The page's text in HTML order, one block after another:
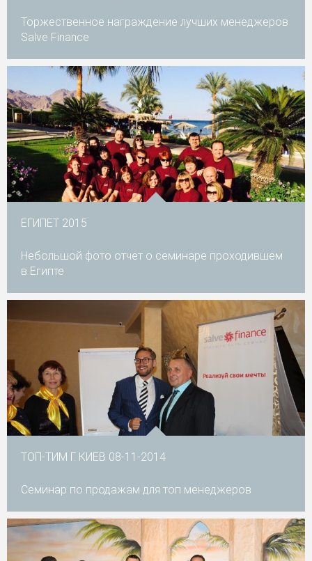
Торжественное награждение лучших менеджеров
Salve Finance
ЕГИПЕТ 2015
Небольшой фото отчет о семинаре проходившем
в Египте
ТОП-ТИМ Г. КИЕВ 08-11-2014
Семинар по продажам для топ менеджеров